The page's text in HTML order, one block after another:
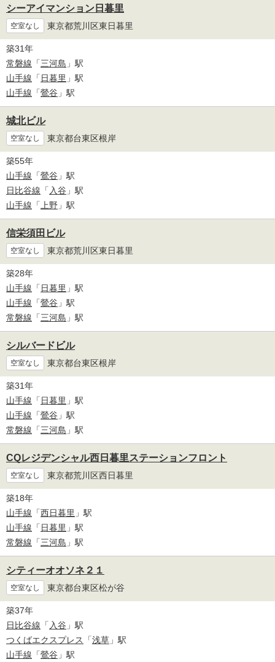
シーアイマンション日暮里
空室なし 東京都荒川区東日暮里
築31年
常磐線 「三河島 」駅
山手線 「 日暮里 」駅
山手線 「鶯谷 」駅
城北ビル
空室なし 東京都台東区根岸
築55年
山手線 「鶯谷 」駅
日比谷線 「 入谷 」駅
山手線 「 上野 」駅
信栄須田ビル
空室なし 東京都荒川区東日暮里
築28年
山手線 「 日暮里 」駅
山手線 「鶯谷 」駅
常磐線 「三河島 」駅
シルバードビル
空室なし 東京都台東区根岸
築31年
山手線 「 日暮里 」駅
山手線 「鶯谷 」駅
常磐線 「三河島 」駅
CQレジデンシャル西日暮里ステーションフロント
空室なし 東京都荒川区西日暮里
築18年
山手線 「西日暮里 」駅
山手線 「 日暮里 」駅
常磐線 「三河島 」駅
シティーオオソネ２１
空室なし 東京都台東区松が谷
築37年
日比谷線 「 入谷 」駅
つくばエクスプレス
「浅草 」駅
山手線 「鶯谷 」駅